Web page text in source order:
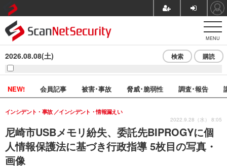
MENU
2026.08.08(土) 検索 購読
NEW! 会員記事 被害･事故 脅威･脆弱性 調査･報告
尼崎市USBメモリ紛失、委託先BIPROGYに個
人情報保護法に基づき行政指導 5枚目の写真・
画像
インシデント・事故 インシデント・情報漏えい
2022.9.28（水） 8:05